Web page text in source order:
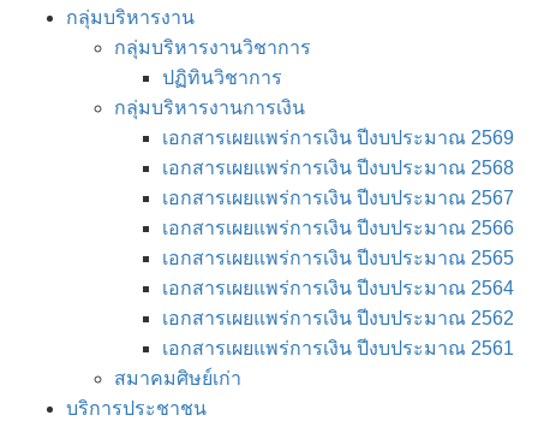
กลุ่มบริหารงาน
กลุ่มบริหารงานวิชาการ
ปฏิทินวิชาการ
กลุ่มบริหารงานการเงิน
เอกสารเผยแพร่การเงิน ปีงบประมาณ 2569
เอกสารเผยแพร่การเงิน ปีงบประมาณ 2568
เอกสารเผยแพร่การเงิน ปีงบประมาณ 2567
เอกสารเผยแพร่การเงิน ปีงบประมาณ 2566
เอกสารเผยแพร่การเงิน ปีงบประมาณ 2565
เอกสารเผยแพร่การเงิน ปีงบประมาณ 2564
เอกสารเผยแพร่การเงิน ปีงบประมาณ 2562
เอกสารเผยแพร่การเงิน ปีงบประมาณ 2561
สมาคมศิษย์เก่า
บริการประชาชน